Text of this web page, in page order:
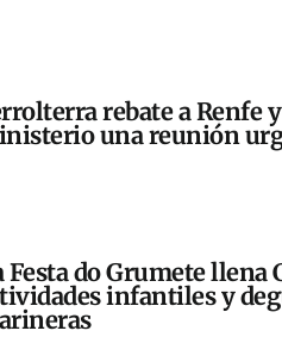
rebate a Renfe
una reunión
Festa do Grumete llena
infantiles y